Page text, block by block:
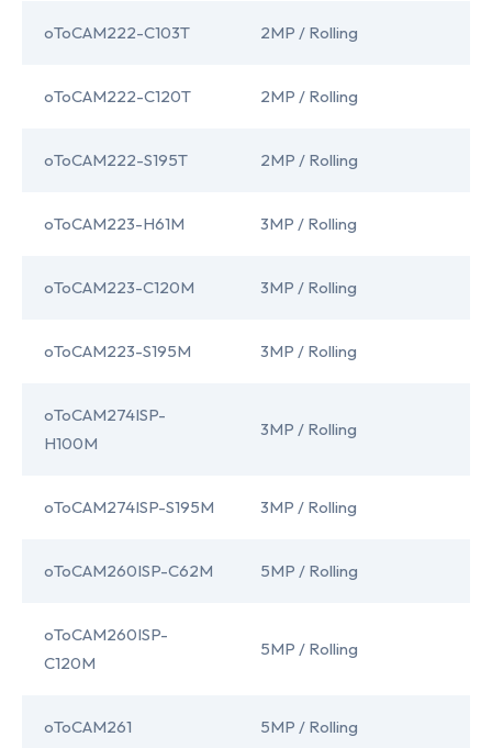
oToCAM222-C103T 2MP / Rolling
oToCAM222-C120T 2MP / Rolling
oToCAM222-S195T 2MP / Rolling
oToCAM223-H61M 3MP / Rolling
oToCAM223-C120M 3MP / Rolling
oToCAM223-S195M 3MP / Rolling
oToCAM274ISP-
H100M
3MP / Rolling
oToCAM274ISP-S195M 3MP / Rolling
oToCAM260ISP-C62M 5MP / Rolling
oToCAM260ISP-
C120M
5MP / Rolling
oToCAM261 5MP / Rolling